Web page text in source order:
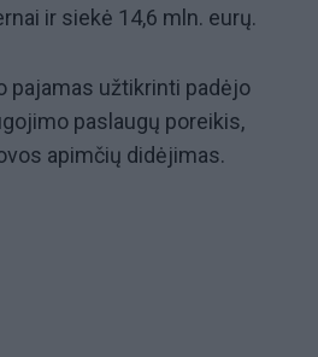
ir siekė 14,6 mln. eurų.
pajamas užtikrinti padėjo
paslaugų poreikis,
apimčių didėjimas.